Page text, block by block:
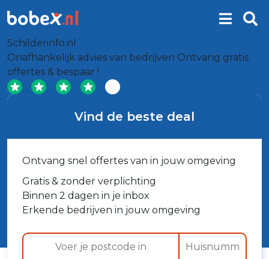
Schilderinfo.nl
Onafhankelijk advies van bedrijven Ontvang gratis
offertes & bespaar !
Vind de beste deal
Ontvang snel offertes van in jouw omgeving
Gratis & zonder verplichting
Binnen 2 dagen in je inbox
Erkende bedrijven in jouw omgeving